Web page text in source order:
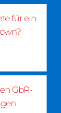
für ein
GbR-